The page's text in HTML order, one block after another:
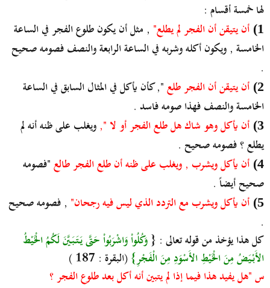
لها خمسة أقسام :
1) أن يتيقن أن الفجر لم يطلع" , مثل أن يكون طلوع الفجر في الساعة
الخامسة , ويكون أكله وشربه في الساعة الرابعة والنصف فصومه صحيح
.
2) أن يتيقن أن الفجر طلع", كأن يأكل في المثال السابق في الساعة
الخامسة والنصف فهذا صومه فاسد .
3) أن يأكل وهو شاك هل طلع الفجر أو لا ", ويغلب على ظنه أنه لم
يطلع ؟ فصومه صحيح .
4) أن يأكل ويشرب , ويغلب على ظنه أن طلع الفجر طالع"فصومه
صحيح أيضاً .
5) أن يأكل ويشرب مع التردد الذي ليس فيه رجحان" , فصومه صحيح
.
كل هذا يؤخذ من قوله تعالى : {وَكُلُواْ وَاشْرَبُواْ حَتَّى يَتَبَيَّنَ لَكُمُ الْخَيْطُ
الأَبْيَضُ مِنَ الْخَيْطِ الأَسْوَدِ مِنَ الْفَجْرِ}(البقرة : 187 )
س "هل يفيد هذا فيما إذا لم يتبين أنه أكل بعد طلوع الفجر ؟